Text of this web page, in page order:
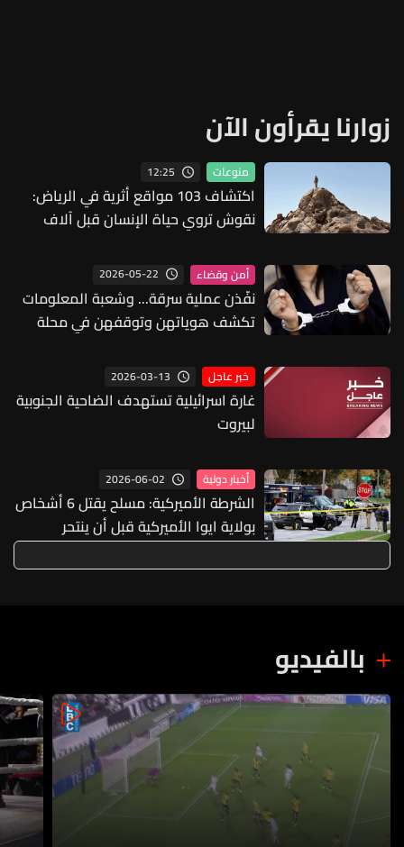
زوارنا يقرأون الآن
منوعات 12:25
اكتشاف 103 مواقع أثرية في الرياض:
نقوش تروي حياة الإنسان قبل آلاف
أمن وقضاء 2026-05-22
نفّذن عملية سرقة... وشعبة المعلومات
تكشف هوياتهن وتوقفهن في محلة
خبر عاجل 2026-03-13
غارة اسرائيلية تستهدف الضاحية الجنوبية
لبيروت
أخبار دولية 2026-06-02
الشرطة الأميركية: مسلح يقتل 6 أشخاص
بولاية ايوا الأميركية قبل أن ينتحر
بالفيديو